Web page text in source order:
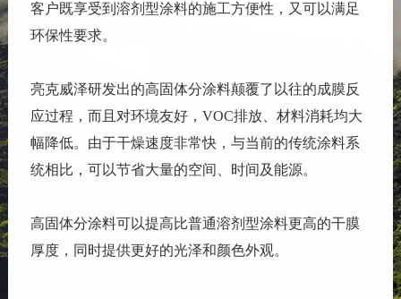
客户既享受到溶剂型涂料的施工方便性，又可以满足
环保性要求。
亮克威泽研发出的高固体分涂料颠覆了以往的成膜反
应过程，而且对环境友好，VOC排放、材料消耗均大
幅降低。由于干燥速度非常快，与当前的传统涂料系
统相比，可以节省大量的空间、时间及能源。
高固体分涂料可以提高比普通溶剂型涂料更高的干膜
厚度，同时提供更好的光泽和颜色外观。